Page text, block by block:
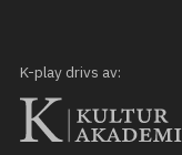
K-play drivs av: